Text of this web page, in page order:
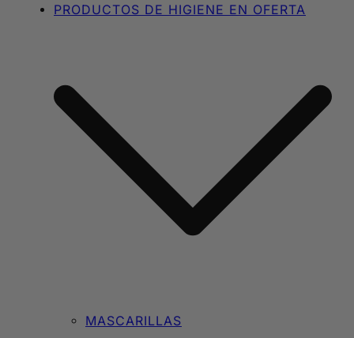
PRODUCTOS DE HIGIENE EN OFERTA
MASCARILLAS